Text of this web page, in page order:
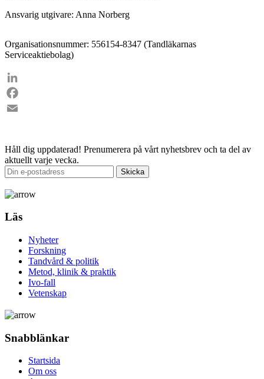
Ansvarig utgivare: Anna Norberg
Organisationsnummer: 556154-8347 (Tandläkarnas
Serviceaktiebolag)
LinkedIn
Facebook
Håll dig uppdaterad! Prenumerera på vårt nyhetsbrev och ta del av
aktuellt varje vecka.
Läs
Nyheter
Forskning
Tandvård & politik
Metod, klinik & praktik
Ivo-fall
Vetenskap
Snabblänkar
Startsida
Om oss